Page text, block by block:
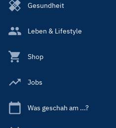
Gesundheit
Leben & Lifestyle
Shop
Jobs
Was geschah am ...?